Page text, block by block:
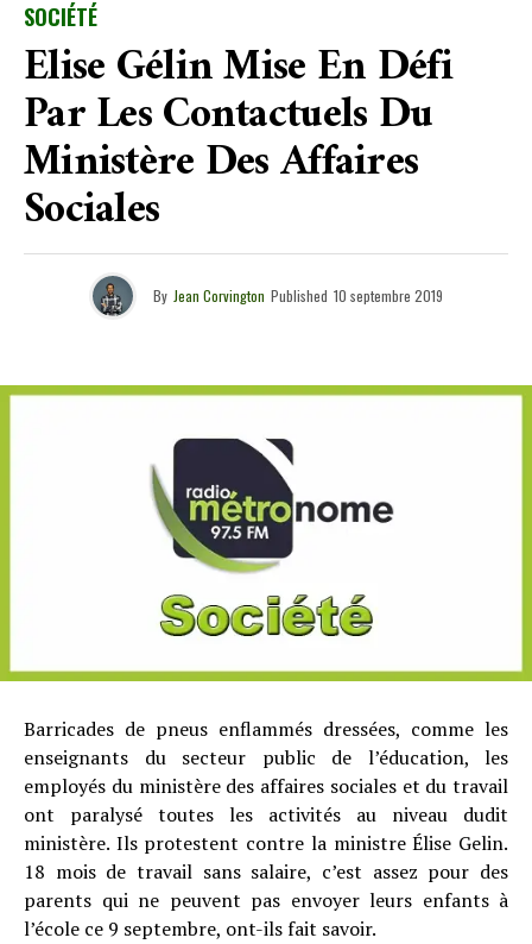
SOCIÉTÉ
Elise Gélin Mise En Défi
Par Les Contactuels Du
Ministère Des Affaires
Sociales
By Jean Corvington Published 10 septembre 2019
Barricades de pneus enflammés dressées, comme les
enseignants du secteur public de l’éducation, les
employés du ministère des affaires sociales et du travail
ont paralysé toutes les activités au niveau dudit
ministère. Ils protestent contre la ministre Élise Gelin.
18 mois de travail sans salaire, c’est assez pour des
parents qui ne peuvent pas envoyer leurs enfants à
l’école ce 9 septembre, ont-ils fait savoir.